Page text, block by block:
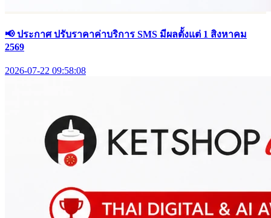
📢 ประกาศ ปรับราคาค่าบริการ SMS มีผลตั้งแต่ 1 สิงหาคม
2569
2026-07-22 09:58:08